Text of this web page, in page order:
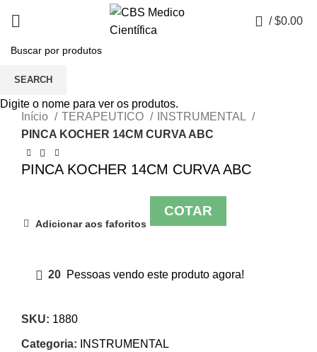
/ $0.00
Click to enlarge
Início
TERAPEUTICO
INSTRUMENTAL
PINCA KOCHER 14CM CURVA ABC
PINCA KOCHER 14CM CURVA ABC
Adicionar aos faforitos
COTAR
20 Pessoas vendo este produto agora!
SKU: 1880
Categoria: INSTRUMENTAL
SEARCH
Digite o nome para ver os produtos.